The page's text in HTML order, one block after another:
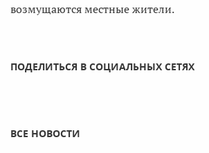
возмущаются местные жители.
ПОДЕЛИТЬСЯ В СОЦИАЛЬНЫХ СЕТЯХ
ВСЕ НОВОСТИ